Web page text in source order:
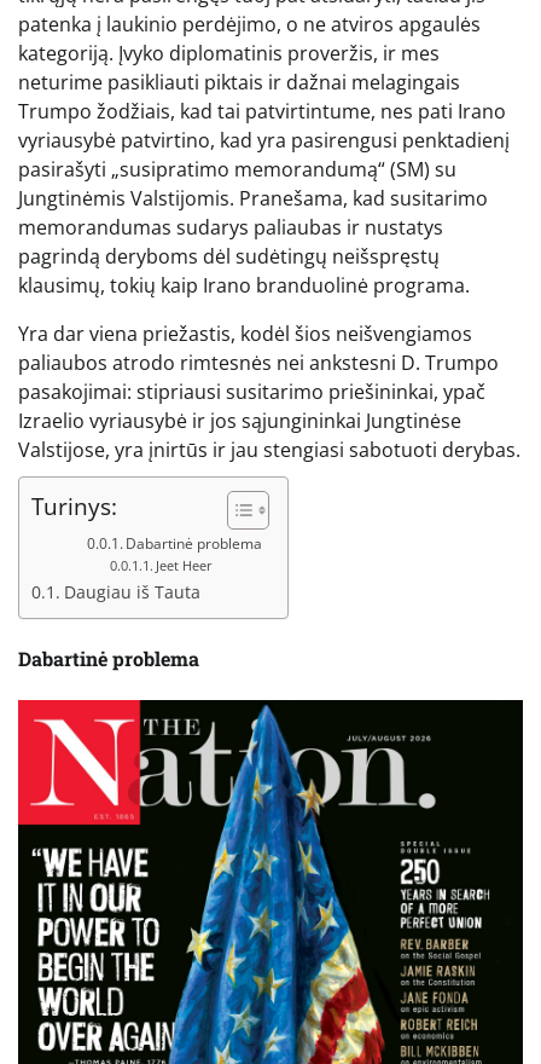
patenka į laukinio perdėjimo, o ne atviros apgaulės
kategoriją. Įvyko diplomatinis proveržis, ir mes
neturime pasikliauti piktais ir dažnai melagingais
Trumpo žodžiais, kad tai patvirtintume, nes pati Irano
vyriausybė patvirtino, kad yra pasirengusi penktadienį
pasirašyti „susipratimo memorandumą“ (SM) su
Jungtinėmis Valstijomis. Pranešama, kad susitarimo
memorandumas sudarys paliaubas ir nustatys
pagrindą deryboms dėl sudėtingų neišspręstų
klausimų, tokių kaip Irano branduolinė programa.
Yra dar viena priežastis, kodėl šios neišvengiamos
paliaubos atrodo rimtesnės nei ankstesni D. Trumpo
pasakojimai: stipriausi susitarimo priešininkai, ypač
Izraelio vyriausybė ir jos sąjungininkai Jungtinėse
Valstijose, yra įnirtūs ir jau stengiasi sabotuoti derybas.
Turinys:
Dabartinė problema
Jeet Heer
Daugiau iš Tauta
Dabartinė problema